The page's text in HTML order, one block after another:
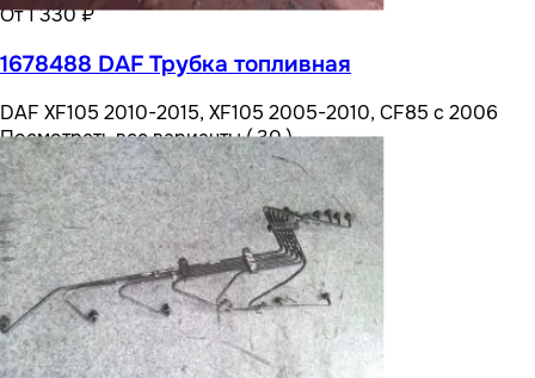
От 1 330 ₽
1678488 DAF Трубка топливная
DAF XF105 2010-2015, XF105 2005-2010, CF85 с 2006
Посмотреть все варианты ( 30 )